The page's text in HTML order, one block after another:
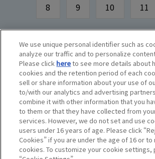
8 9 10 11
© BANDAI SPIRITS CO.,LTD. ALL RIGHTS
©創通・サンライズ ©創通・サンライズ・MBS
©SOTSU・SUNRISE ©SOTSU・SUNRISE・MBS
©Nintendo・Creatures・GAME FREAK・TV Tokyo
©Pokémon
©Pokémon. ©Nintendo/Creatures Inc./GAME
このホームページに掲載されている全ての画像、文
転用、転載をお断りします。
Unauthorized use or reproduction of materials
is strictly prohibited.
Do Not Sell or Share My Personal Information
We use unique personal identifier such as
analyze our traffic and to personalize
Please click hereto see more details about
cookies and the retention period of each
sell or share information about your use of
to/with our analytics and advertising
combine it with other information that you
to them or that they have collected from
services. However, we do not set and use
users under 16 years of age. Please click
Cookies” if you are under the age of 16 or
cookies. To customize your cookie settings,